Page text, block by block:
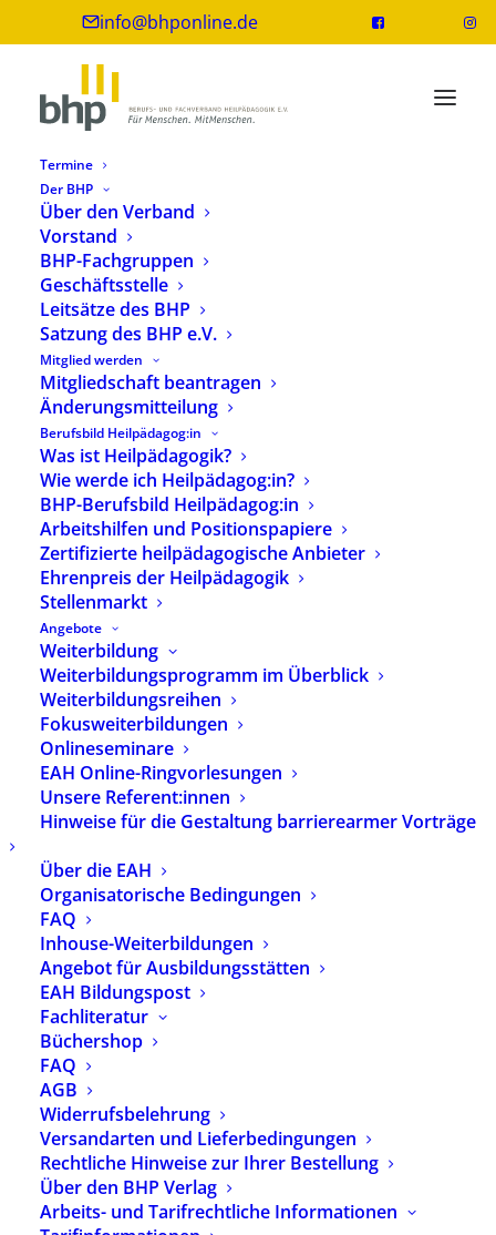
info@bhponline.de
Termine
Der BHP
Über den Verband
Vorstand
BHP-Fachgruppen
Geschäftsstelle
Leitsätze des BHP
Satzung des BHP e.V.
Mitglied werden
Mitgliedschaft beantragen
Änderungsmitteilung
Berufsbild Heilpädagog:in
Was ist Heilpädagogik?
Wie werde ich Heilpädagog:in?
BHP-Berufsbild Heilpädagog:in
Arbeitshilfen und Positionspapiere
Zertifizierte heilpädagogische Anbieter
Ehrenpreis der Heilpädagogik
Stellenmarkt
Angebote
Weiterbildung
Weiterbildungsprogramm im Überblick
Weiterbildungsreihen
Fokusweiterbildungen
Onlineseminare
EAH Online-Ringvorlesungen
Unsere Referent:innen
Hinweise für die Gestaltung barrierearmer Vorträge
Über die EAH
Organisatorische Bedingungen
FAQ
Inhouse-Weiterbildungen
Angebot für Ausbildungsstätten
EAH Bildungspost
Fachliteratur
Büchershop
FAQ
AGB
Widerrufsbelehrung
Versandarten und Lieferbedingungen
Rechtliche Hinweise zur Ihrer Bestellung
Über den BHP Verlag
Arbeits- und Tarifrechtliche Informationen
Landesrahmenvertrag (LRV) zur
Eingliederungshilfe in NRW
fertiggestellt
2. August 2019
Vor dem Hintergrund des Inkrafttretens des
neuen Eingliederungshilferechtes (2. Teil SGB IX)
zum 01.01.2020 sind alle 16 Bundesländer
gehalten, neue Rahmenverträge zur
Eingliederungshilfe abzuschließen
beziehungsweise ihre bestehenden
Rahmenverträge entsprechend anzupassen.
In Nordrhein-Westfalen wurde am 23.07.2019 ein
neuer Rahmenvertrag zur Eingliederungshilfe
gemäß § 131 SGB IX abgeschlossen, der ab dem
01.01.2020 den alten Rahmenvertrag nach § 79
SGB XII ablöst.
Landschaftsverbänden Rheinland und Westfalen-
Lippe sowie durch den Städtetag, den
Landkreistag und den Städte- und
Gemeindebund NRW für die Seite der
öffentlichen Leistungsträger und von einer
Vielzahl von Verbänden und Vereinigungen der
Leistungserbringerseite verhandelt und
abgeschlossen.
Das Vertragswerk besteht aus dem eigentlichen
Landesrahmenvertrag sowie den
entsprechenden Anlagen. Aufgabe des
Landesrahmenvertrages ist es, eine möglichst
konkrete Beschreibung von